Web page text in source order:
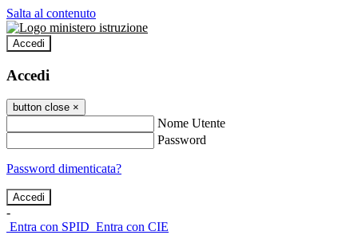
Salta al contenuto
Accedi
Accedi
button close ×
Nome Utente
Password
Password dimenticata?
-
Entra con SPID Entra con CIE